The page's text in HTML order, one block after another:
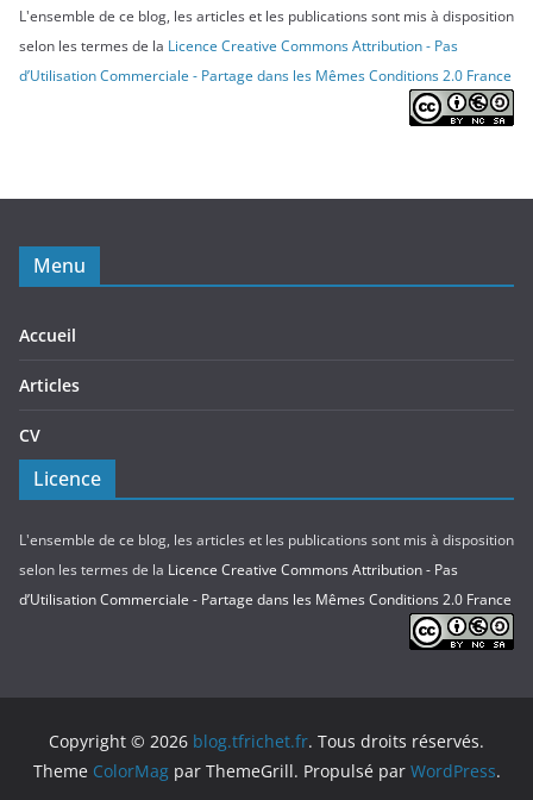
L'ensemble de ce blog, les articles et les publications sont mis à disposition
selon les termes de la Licence Creative Commons Attribution - Pas
d’Utilisation Commerciale - Partage dans les Mêmes Conditions 2.0 France
Menu
Accueil
Articles
CV
Licence
L'ensemble de ce blog, les articles et les publications sont mis à disposition
selon les termes de la Licence Creative Commons Attribution - Pas
d’Utilisation Commerciale - Partage dans les Mêmes Conditions 2.0 France
Copyright © 2026 blog.tfrichet.fr. Tous droits réservés.
Theme ColorMagpar ThemeGrill. Propulsé par WordPress.